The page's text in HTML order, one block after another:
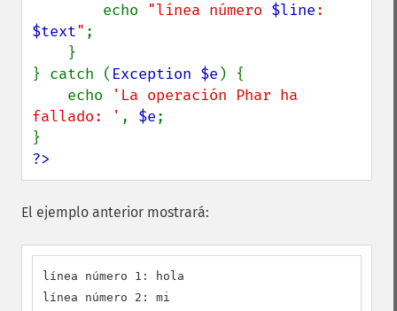
        echo
"línea número $line
$text" ;
} catch ( Exception $e ) {
    echo
'La operación Phar ha
fallado: ' , $e;
?>
El ejemplo anterior mostrará:
línea número 1: hola
línea número 2: mi